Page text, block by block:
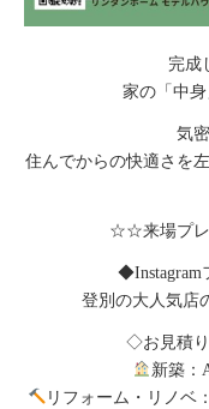
完成
家の「中身
気
住んでからの快適さを
☆☆来場プ
◆Instagram
登別の大人気店
◇お見積り
新築：
リフォーム・リノベ